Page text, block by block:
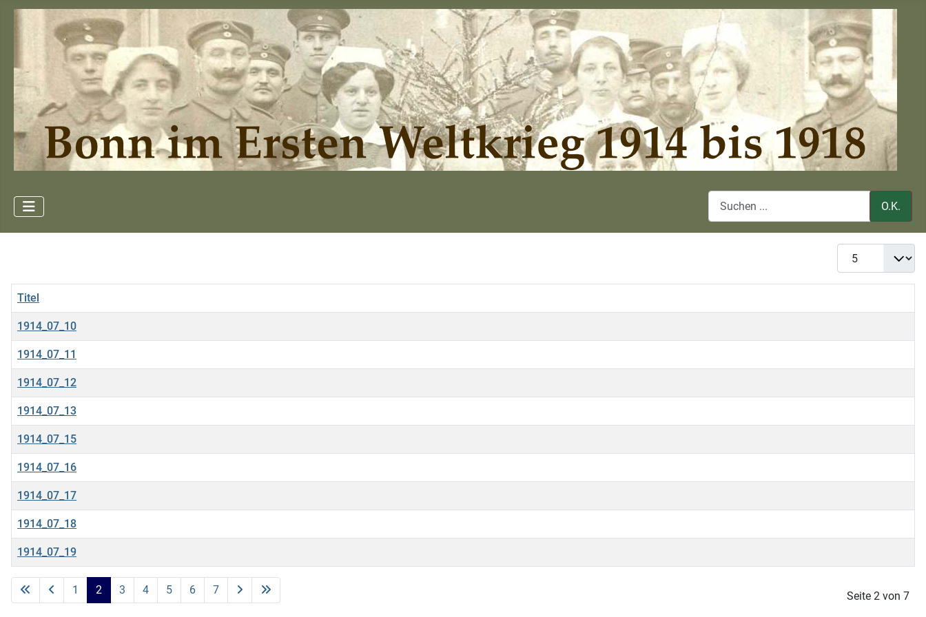
O.K.
Anzeige #
Beiträge
Titel
1914_07_10
1914_07_11
1914_07_12
1914_07_13
1914_07_15
1914_07_16
1914_07_17
1914_07_18
1914_07_19
Seite 2 von 7
1 2 3 4 5 6 7